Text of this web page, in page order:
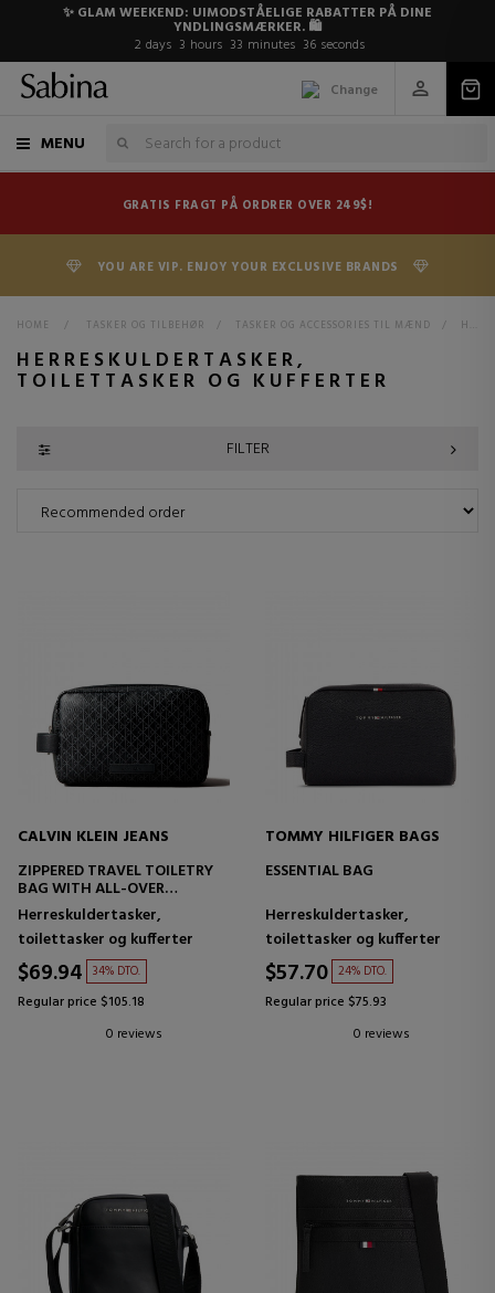
✨ GLAM WEEKEND: UIMODSTÅELIGE RABATTER PÅ DINE
YNDLINGSMÆRKER. 🛍️
2 days 3 hours 33 minutes 34 seconds
Change
MENU
GRATIS FRAGT PÅ ORDRER OVER 249$!
YOU ARE VIP. ENJOY YOUR EXCLUSIVE BRANDS
HOME > TASKER OG TILBEHØR > TASKER OG ACCESSORIES TIL MÆND > HERRESKULDERTASKER, TOILETTASKER OG KUFFERTER
HERRESKULDERTASKER,
TOILETTASKER OG KUFFERTER
FILTER
CALVIN KLEIN JEANS
ZIPPERED TRAVEL TOILETRY
BAG WITH ALL-OVER
MONOGRAM LOGO
Herreskuldertasker,
toilettasker og kufferter
$69.94 34% DTO.
Regular price $105.18
0 reviews
TOMMY HILFIGER BAGS
ESSENTIAL BAG
Herreskuldertasker,
toilettasker og kufferter
$57.70 24% DTO.
Regular price $75.93
0 reviews